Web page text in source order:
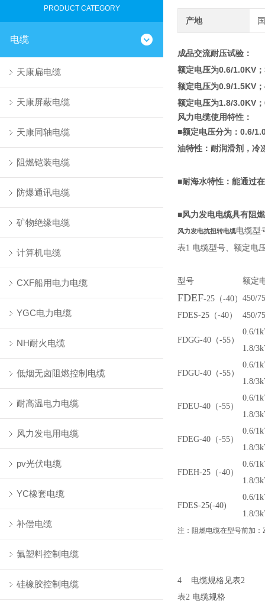
PRODUCT CATEGORY
电缆
天康扁电缆
天康屏蔽电缆
天康同轴电缆
阻燃铠装电缆
防爆通讯电缆
矿物绝缘电缆
计算机电缆
CXF船用电力电缆
YGC电力电缆
NH耐火电缆
低烟无卤阻燃控制电缆
耐高温电力电缆
风力发电用电缆
pv光伏电缆
YC橡套电缆
补偿电缆
氟塑料控制电缆
硅橡胶控制电缆
产地
成品交流耐压试验：
额定电压为0.6/1.0KV
额定电压为0.9/1.5KV
额定电压为1.8/3.0KV
风力电缆使用特性：
■额定电压分为：0.6/
油特性：耐润滑剂，冷
■耐海水特性：能通过
■风力发电电缆具有阻
风力发电抗扭转电缆电缆型
表1 电缆型号、额定电
型号 额定
FDEF-25 （-40） 450/
FDES-25 （-40） 450/
FDGG-40 （-55）
0.6/
1.8/
FDGU-40 （-55）
0.6/
1.8/
FDEU-40 （-55）
0.6/
1.8/
FDEG-40 （-55）
0.6/
1.8/
FDEH-25 （-40）
0.6/
1.8/
FDES-25(-40)
0.6/
1.8/
注：阻燃电缆在型号前加：
4 电缆规格见表2
表2 电缆规格